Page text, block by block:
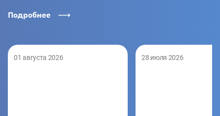
Подробнее
01 августа 2026 28 июля 2026